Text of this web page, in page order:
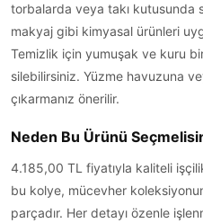
torbalarda veya takı kutusunda
makyaj gibi kimyasal ürünleri
Temizlik için yumuşak ve kuru
silebilirsiniz. Yüzme havuzuna
çıkarmanız önerilir.
Neden Bu Ürünü
4.185,00 TL fiyatıyla kaliteli
bu kolye, mücevher
parçadır. Her detayı özenle